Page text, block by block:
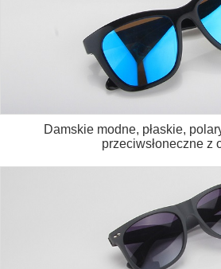
Damskie modne, płaskie,
przeciwsłoneczne z